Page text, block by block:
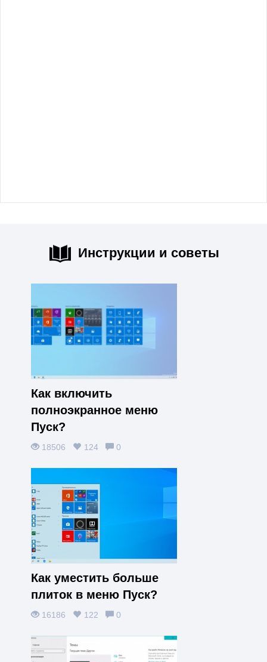
Инструкции и советы
Как включить
полноэкранное меню
Пуск?
18506 124 0
Как уместить больше
плиток в меню Пуск?
16186 122 0